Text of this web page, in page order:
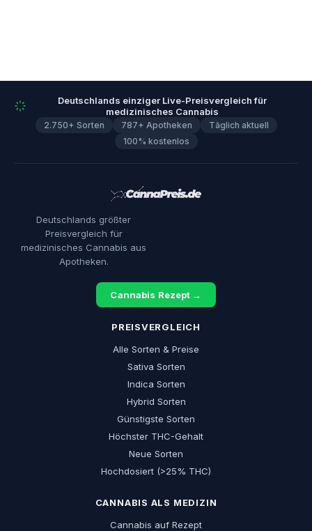
Deutschlands einziger Live-Preisvergleich für
medizinisches Cannabis
2.750+ Sorten 787+ Apotheken
Täglich aktuell
100% kostenlos
Deutschlands größter
Preisvergleich für
medizinisches Cannabis aus
Apotheken.
Cannabis Rezept →
PREISVERGLEICH
Alle Sorten & Preise
Sativa Sorten
Indica Sorten
Hybrid Sorten
Günstigste Sorten
Höchster THC-Gehalt
Neue Sorten
Hochdosiert (>25% THC)
CANNABIS ALS MEDIZIN
Cannabis auf Rezept